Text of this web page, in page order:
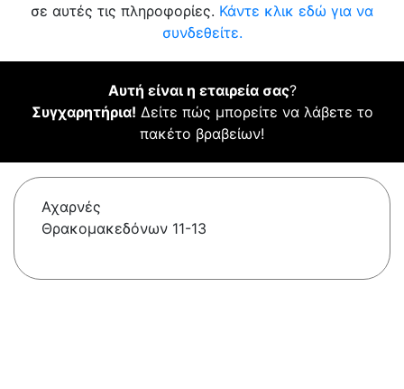
σε αυτές τις πληροφορίες. Κάντε κλικ εδώ για να
συνδεθείτε.
Αυτή είναι η εταιρεία σας?
Συγχαρητήρια! Δείτε πώς μπορείτε να λάβετε το
πακέτο βραβείων!
Αχαρνές
Θρακομακεδόνων 11-13